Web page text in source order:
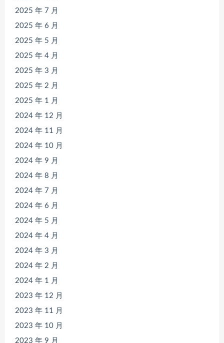
2025 年 7 月
2025 年 6 月
2025 年 5 月
2025 年 4 月
2025 年 3 月
2025 年 2 月
2025 年 1 月
2024 年 12 月
2024 年 11 月
2024 年 10 月
2024 年 9 月
2024 年 8 月
2024 年 7 月
2024 年 6 月
2024 年 5 月
2024 年 4 月
2024 年 3 月
2024 年 2 月
2024 年 1 月
2023 年 12 月
2023 年 11 月
2023 年 10 月
2023 年 9 月